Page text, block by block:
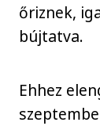
őriznek,
bújtatva.
Ehhez